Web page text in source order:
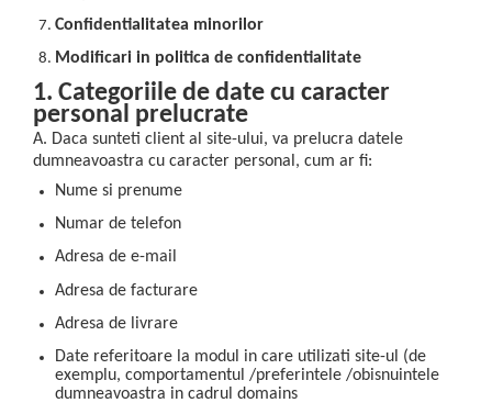
Confidentialitatea minorilor
Modificari in politica de confidentialitate
1. Categoriile de date cu caracter
personal prelucrate
A. Daca sunteti client al site-ului, va prelucra datele
dumneavoastra cu caracter personal, cum ar fi:
Nume si prenume
Numar de telefon
Adresa de e-mail
Adresa de facturare
Adresa de livrare
Date referitoare la modul in care utilizati site-ul (de
exemplu, comportamentul /preferintele /obisnuintele
dumneavoastra in cadrul domains